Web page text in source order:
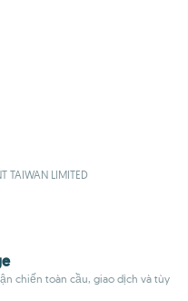
TAIWAN LIMITED
chiến toàn cầu, giao dịch và tùy